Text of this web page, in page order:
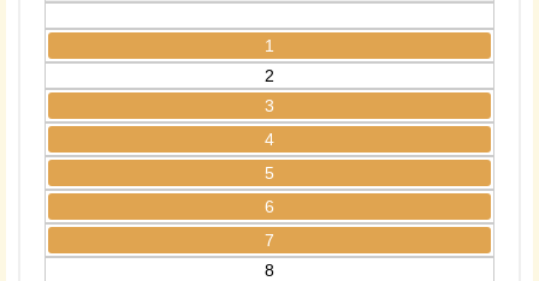
1
2
3
4
5
6
7
8